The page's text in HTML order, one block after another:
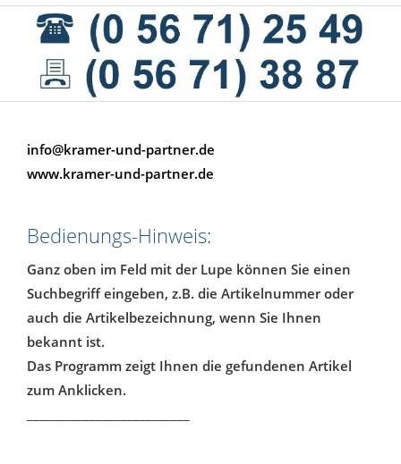
info@kramer-und-partner.de
www.kramer-und-partner.de
Bedienungs-Hinweis:
Ganz oben im Feld mit der Lupe können Sie einen
Suchbegriff eingeben, z.B. die Artikelnummer oder
auch die Artikelbezeichnung, wenn Sie Ihnen
bekannt ist.
Das Programm zeigt Ihnen die gefundenen Artikel
zum Anklicken.